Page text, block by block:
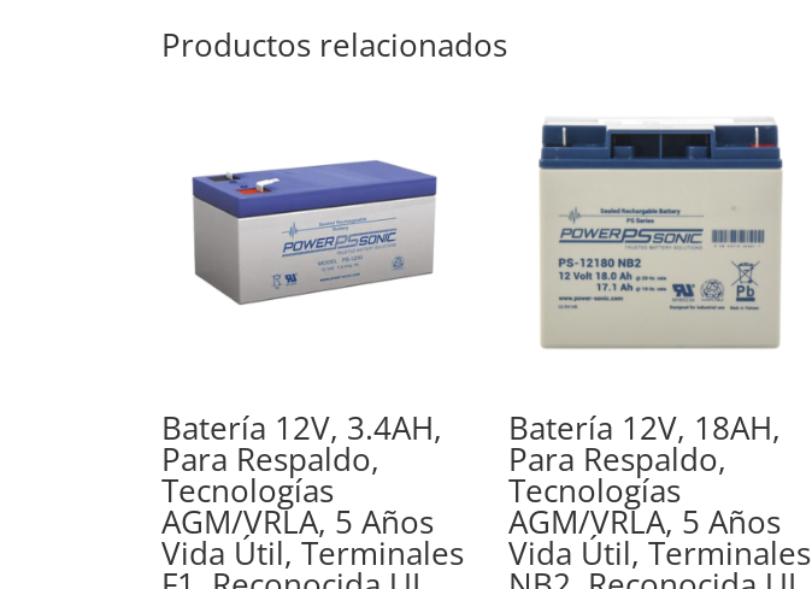
Productos relacionados
Batería 12V, 3.4AH,
Para Respaldo,
Tecnologías
AGM/VRLA, 5 Años
Vida Útil, Terminales
Batería 12V, 18AH,
Para Respaldo,
Tecnologías
AGM/VRLA, 5 Años
Vida Útil, Terminales